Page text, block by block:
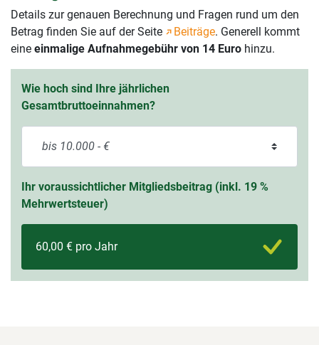
Details zur genauen Berechnung und Fragen rund um den
Betrag finden Sie auf der Seite
Beiträge. Generell kommt
eine einmalige Aufnahmegebühr von 14 Euro hinzu.
Wie hoch sind Ihre jährlichen
Gesamtbruttoeinnahmen?
Ihr voraussichtlicher Mitgliedsbeitrag (inkl. 19 %
Mehrwertsteuer)
60,00 € pro Jahr